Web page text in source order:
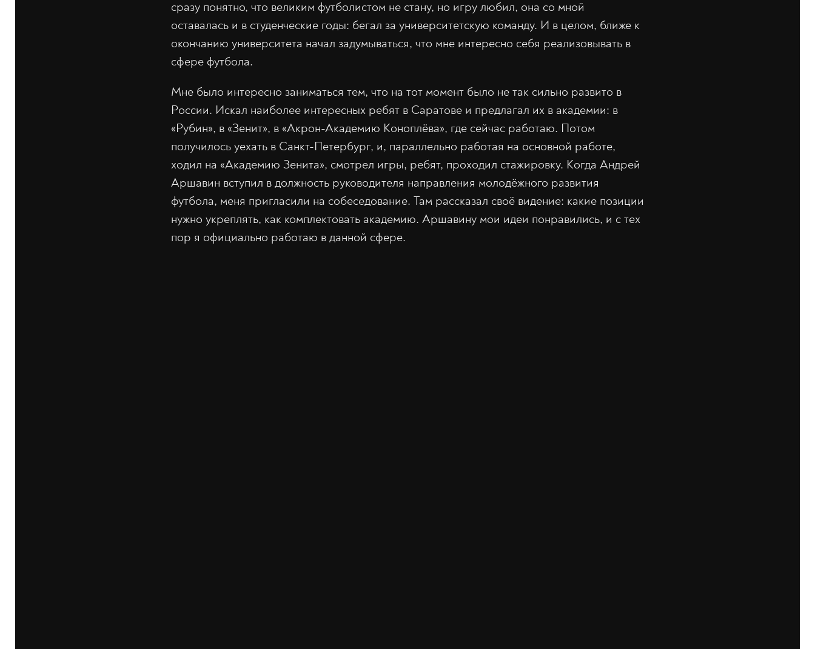
сразу понятно, что великим футболистом не стану, но игру любил, она со мной
оставалась и в студенческие годы: бегал за университетскую команду. И в целом, ближе к
окончанию университета начал задумываться, что мне интересно себя реализовывать в
сфере футбола.
Мне было интересно заниматься тем, что на тот момент было не так сильно развито в
России. Искал наиболее интересных ребят в Саратове и предлагал их в академии: в
«Рубин», в «Зенит», в «Акрон-Академию Коноплёва», где сейчас работаю. Потом
получилось уехать в Санкт-Петербург, и, параллельно работая на основной работе,
ходил на «Академию Зенита», смотрел игры, ребят, проходил стажировку. Когда Андрей
Аршавин вступил в должность руководителя направления молодёжного развития
футбола, меня пригласили на собеседование. Там рассказал своё видение: какие позиции
нужно укреплять, как комплектовать академию. Аршавину мои идеи понравились, и с тех
пор я официально работаю в данной сфере.